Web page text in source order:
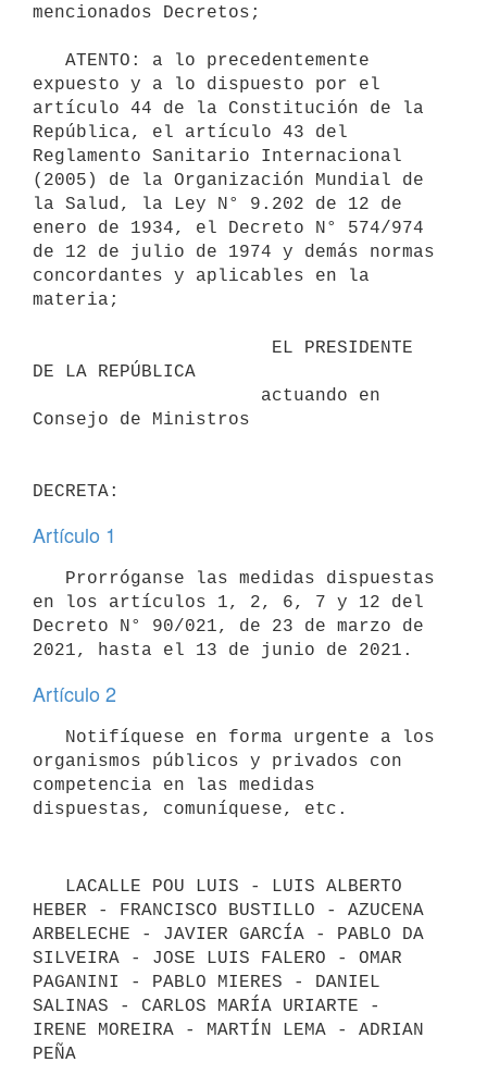
mencionados Decretos;
expuesto y a lo dispuesto por el
artículo 44 de la Constitución de la
República, el artículo 43 del
Reglamento Sanitario Internacional
(2005) de la Organización Mundial de
la Salud, la Ley N° 9.202 de 12 de
enero de 1934, el Decreto N° 574/974
de 12 de julio de 1974 y demás normas
concordantes y aplicables en la
materia;
DE LA REPÚBLICA
Consejo de Ministros
Artículo 1
en los artículos 1, 2, 6, 7 y 12 del
Decreto N° 90/021, de 23 de marzo de
Artículo 2
organismos públicos y privados con
competencia en las medidas
HEBER - FRANCISCO BUSTILLO - AZUCENA
ARBELECHE - JAVIER GARCÍA - PABLO DA
SILVEIRA - JOSE LUIS FALERO - OMAR
PAGANINI - PABLO MIERES - DANIEL
SALINAS - CARLOS MARÍA URIARTE -
IRENE MOREIRA - MARTÍN LEMA - ADRIAN
PEÑA